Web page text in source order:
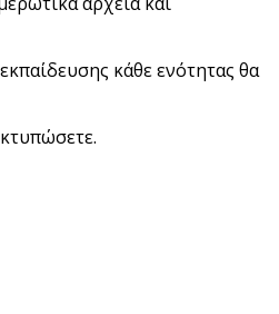
κάθε ενότητας θα